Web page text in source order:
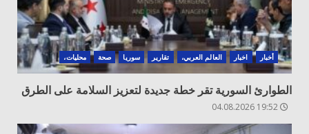
أخبار اخبار العالم العربي، تقارير سوريا صحة محليات،
الطوارئ السورية تقر خطة جديدة لتعزيز السلامة على الطرق